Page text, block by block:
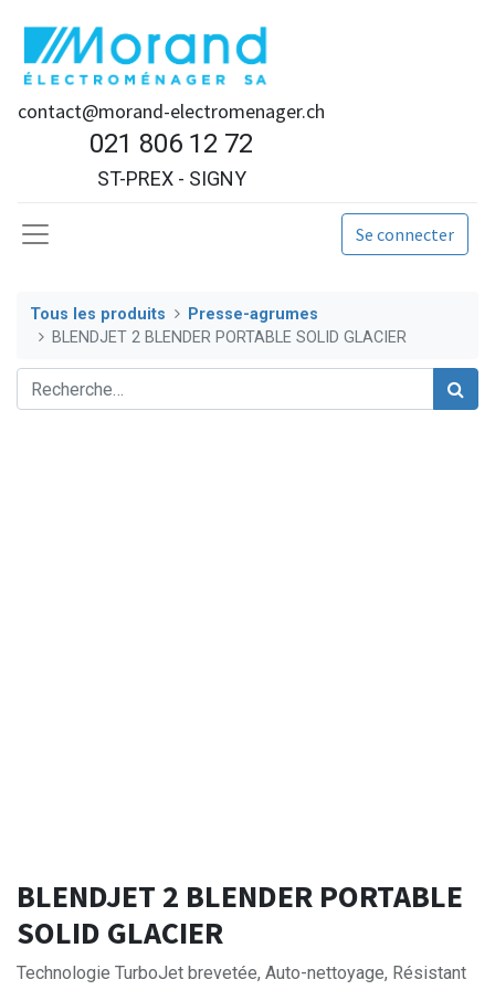
contact@morand-electromenager.ch
021 806 12 72
ST-PREX - SIGNY
Se connecter
Tous les produits
Presse-agrumes
BLENDJET 2 BLENDER PORTABLE SOLID GLACIER
BLENDJET 2 BLENDER PORTABLE
SOLID GLACIER
Technologie TurboJet brevetée, Auto-nettoyage, Résistant